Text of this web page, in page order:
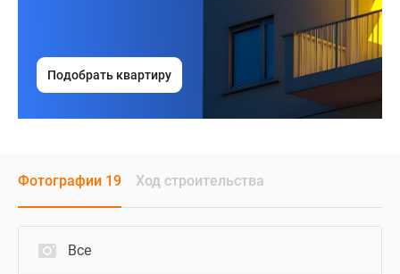
Подобрать квартиру
Фотографии 19 Ход строительства
Все